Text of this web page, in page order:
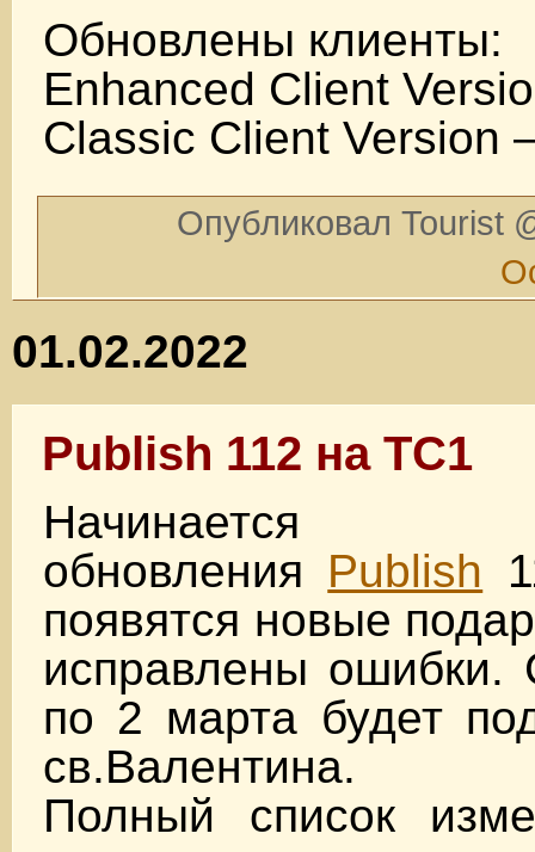
Обновлены клиенты:
Enhanced Client
Classic Client Version
Опубликовал Tourist
01.02.2022
Publish 112 на TC1
Начинается
обновления Publish
появятся новые
исправлены
по 2 марта будет
св.Валентина.
Полный список